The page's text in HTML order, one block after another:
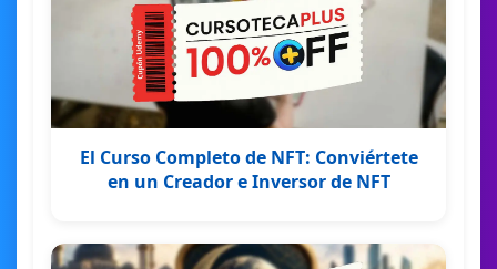
El Curso Completo de NFT: Conviértete
en un Creador e Inversor de NFT